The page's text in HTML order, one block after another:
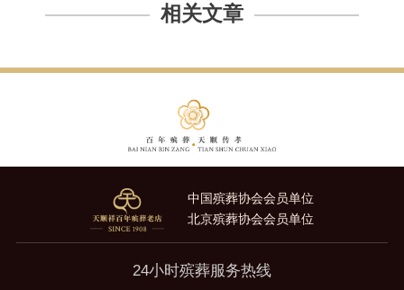
相关文章
中国殡葬协会会员单位
北京殡葬协会会员单位
24小时殡葬服务热线